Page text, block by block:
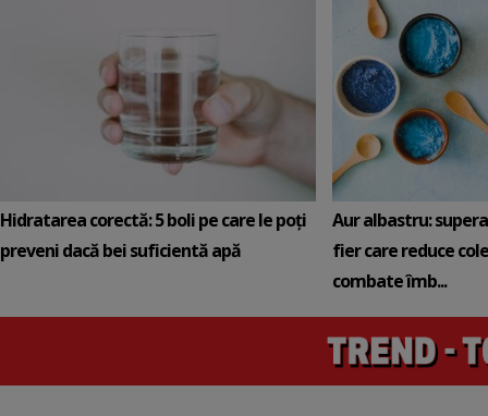
Hidratarea corectă: 5 boli pe care le poți
preveni dacă bei suficientă apă
Aur albastru:
fier care reduce
combate îmb...